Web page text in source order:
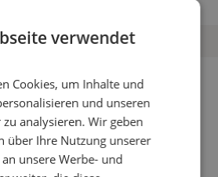
Reinigungszubehör
Produkte
verwendet
Cookies, um Inhalte und
und unseren
analysieren. Wir geben
über Ihre Nutzung unserer
unsere Werbe- und